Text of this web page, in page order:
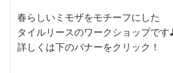
春らしいミモザをモチーフにした
タイルリースのワークショップです
詳しくは下のバナーをクリック！